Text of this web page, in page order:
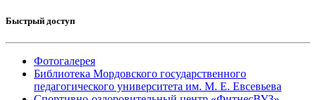
Быстрый доступ
Фотогалерея
Библиотека Мордовского государственного
педагогического университета им. М. Е. Евсевьева